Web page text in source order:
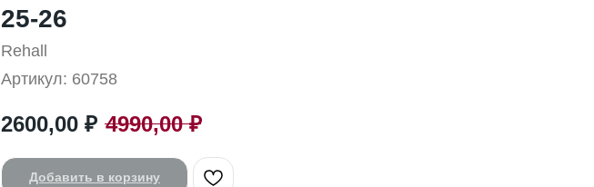
25-26
Rehall
Артикул: 60758
2600,00 ₽ 4990,00 ₽
Добавить в корзину